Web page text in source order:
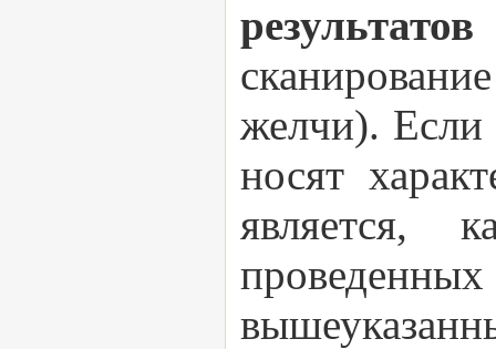
желчи). Если
носят
является,
проведенных